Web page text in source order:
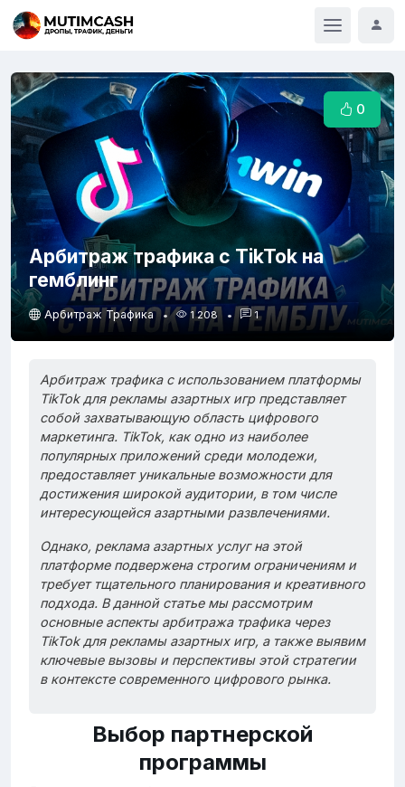
0
Арбитраж трафика с TikTok на
гемблинг
Арбитраж Трафика 1 208 1
Арбитраж трафика с использованием платформы
TikTok для рекламы азартных игр представляет
собой захватывающую область цифрового
маркетинга. TikTok, как одно из наиболее
популярных приложений среди молодежи,
предоставляет уникальные возможности для
достижения широкой аудитории, в том числе
интересующейся азартными развлечениями.
Однако, реклама азартных услуг на этой
платформе подвержена строгим ограничениям и
требует тщательного планирования и креативного
подхода. В данной статье мы рассмотрим
основные аспекты арбитража трафика через
TikTok для рекламы азартных игр, а также выявим
ключевые вызовы и перспективы этой стратегии
в контексте современного цифрового рынка.
Выбор партнерской
программы